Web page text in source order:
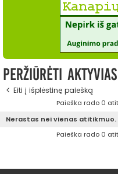
Peržiūrėti
Eiti į išplėstinę paiešką
Paieška rado 0
Nerastas nei vienas atitikmuo.
Paieška rado 0